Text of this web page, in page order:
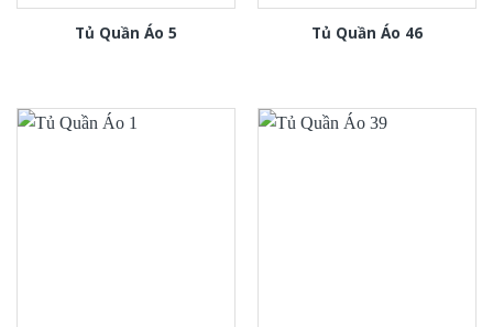
Tủ Quần Áo 5 Tủ Quần Áo 46